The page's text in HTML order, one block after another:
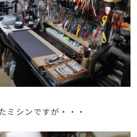
ミシンですが・・・